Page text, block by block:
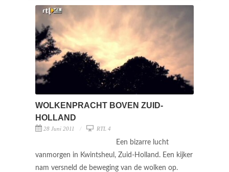
WOLKENPRACHT BOVEN ZUID-
HOLLAND
28 Juni 2011 RTL 4
Een bizarre lucht
vanmorgen in Kwintsheul, Zuid-Holland. Een kijker
nam versneld de beweging van de wolken op.